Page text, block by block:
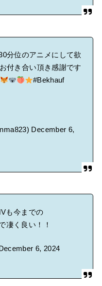
分位のアニメにして欲
付き合い頂き感謝です
#Bekhauf
December 6,
も今までの
凄く良い！！
December 6, 2024